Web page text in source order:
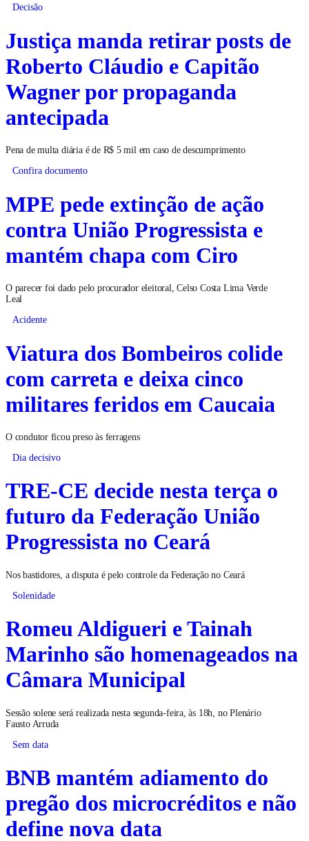
Decisão
Justiça manda retirar posts de
Roberto Cláudio e Capitão
Wagner por propaganda
antecipada
Pena de multa diária é de R$ 5 mil em caso de descumprimento
Confira documento
MPE pede extinção de ação
contra União Progressista e
mantém chapa com Ciro
O parecer foi dado pelo procurador eleitoral, Celso Costa Lima Verde
Leal
Acidente
Viatura dos Bombeiros colide
com carreta e deixa cinco
militares feridos em Caucaia
O condutor ficou preso às ferragens
Dia decisivo
TRE-CE decide nesta terça o
futuro da Federação União
Progressista no Ceará
Nos bastidores, a disputa é pelo controle da Federação no Ceará
Solenidade
Romeu Aldigueri e Tainah
Marinho são homenageados na
Câmara Municipal
Sessão solene será realizada nesta segunda-feira, às 18h, no Plenário
Fausto Arruda
Sem data
BNB mantém adiamento do
pregão dos microcréditos e não
define nova data